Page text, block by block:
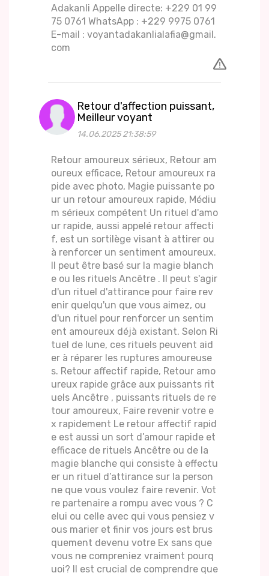
Adakanli Appelle directe: +229 01 99
75 0761 WhatsApp : +229 9975 0761
E-mail : voyantadakanlialafia@gmail.
com
Retour d'affection puissant,
Meilleur voyant
14.06.2025 21:38:59
Retour amoureux sérieux, Retour am
oureux efficace, Retour amoureux ra
pide avec photo, Magie puissante po
ur un retour amoureux rapide, Médiu
m sérieux compétent Un rituel d'amo
ur rapide, aussi appelé retour affecti
f, est un sortilège visant à attirer ou
à renforcer un sentiment amoureux.
Il peut être basé sur la magie blanch
e ou les rituels Ancêtre . Il peut s'agir
d'un rituel d'attirance pour faire rev
enir quelqu'un que vous aimez, ou
d'un rituel pour renforcer un sentim
ent amoureux déjà existant. Selon Ri
tuel de lune, ces rituels peuvent aid
er à réparer les ruptures amoureuse
s. Retour affectif rapide, Retour amo
ureux rapide grâce aux puissants rit
uels Ancêtre , puissants rituels de re
tour amoureux, Faire revenir votre e
x rapidement Le retour affectif rapid
e est aussi un sort d’amour rapide et
efficace de rituels Ancêtre ou de la
magie blanche qui consiste à effectu
er un rituel d’attirance sur la person
ne que vous voulez faire revenir. Vot
re partenaire a rompu avec vous ? C
elui ou celle avec qui vous pensiez v
ous marier et finir vos jours est brus
quement devenu votre Ex sans que
vous ne compreniez vraiment pourq
uoi? Il est crucial de comprendre que